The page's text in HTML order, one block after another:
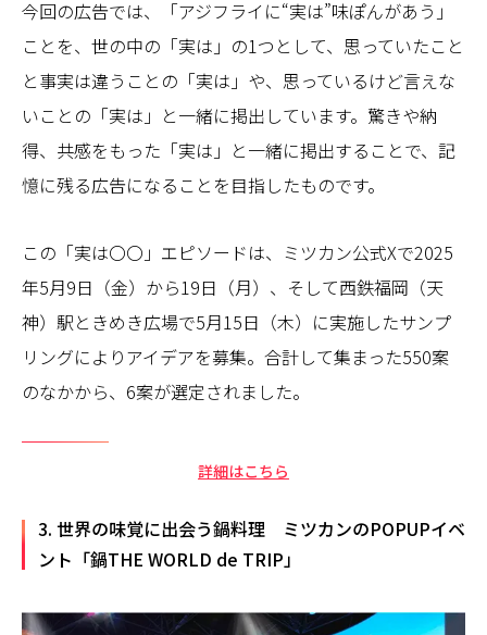
今回の広告では、「アジフライに“実は”味ぽんがあう」
ことを、世の中の「実は」の1つとして、思っていたこと
と事実は違うことの「実は」や、思っているけど言えな
いことの「実は」と一緒に掲出しています。驚きや納
得、共感をもった「実は」と一緒に掲出することで、記
憶に残る広告になることを目指したものです。
この「実は〇〇」エピソードは、ミツカン公式Xで2025
年5月9日（金）から19日（月）、そして西鉄福岡（天
神）駅ときめき広場で5月15日（木）に実施したサンプ
リングによりアイデアを募集。合計して集まった550案
のなかから、6案が選定されました。
詳細はこちら
3. 世界の味覚に出会う鍋料理 ミツカンのPOPUPイベ
ント「鍋THE WORLD de TRIP」